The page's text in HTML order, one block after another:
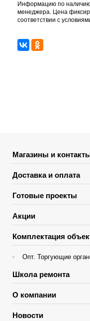
Информацию по наличию
менеджера. Цена
соответствии с
Магазины и
Доставка и оплата
Готовые проекты
Акции
Комплектация
Опт. Торгующие
Школа ремонта
О компании
Новости